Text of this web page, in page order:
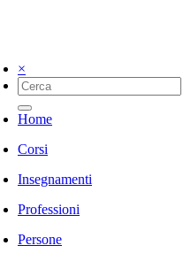
×
Home
Corsi
Insegnamenti
Professioni
Persone